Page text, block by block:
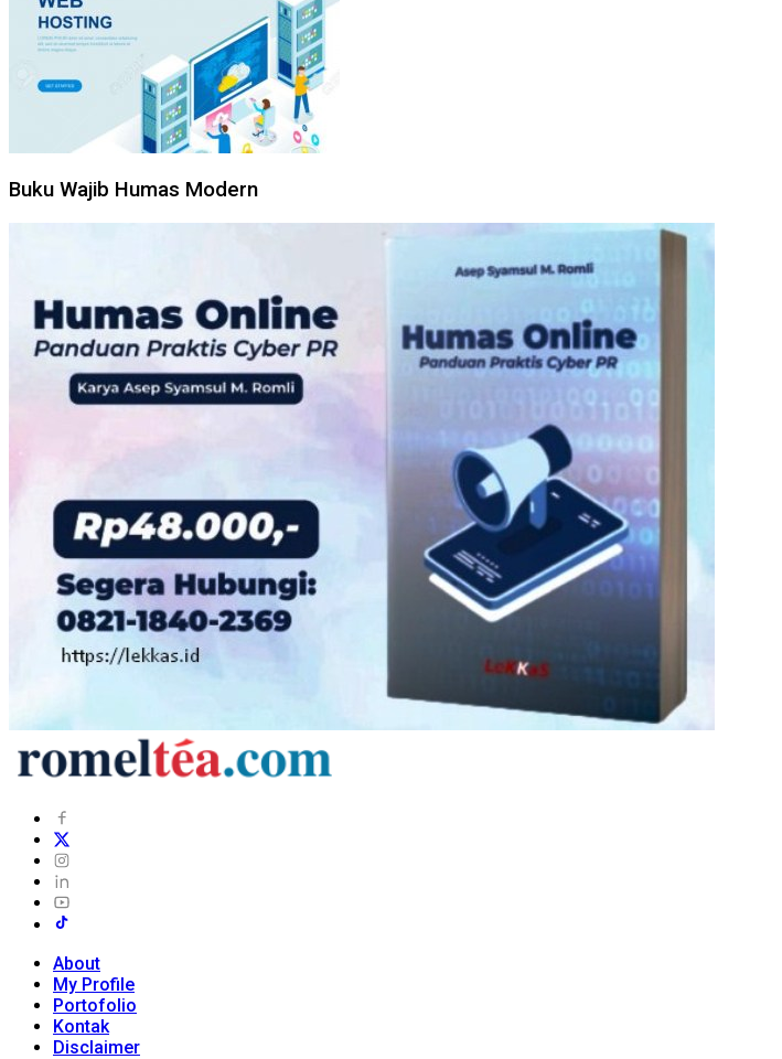
Buku Wajib Humas Modern
About
My Profile
Portofolio
Kontak
Disclaimer